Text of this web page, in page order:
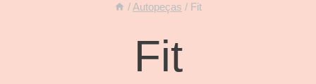
/Autopeças / Fit
Fit